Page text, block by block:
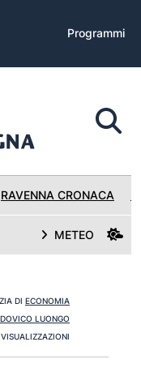
Programmi
RAVENNA CRONACA
METEO
DI ECONOMIA
LUONGO